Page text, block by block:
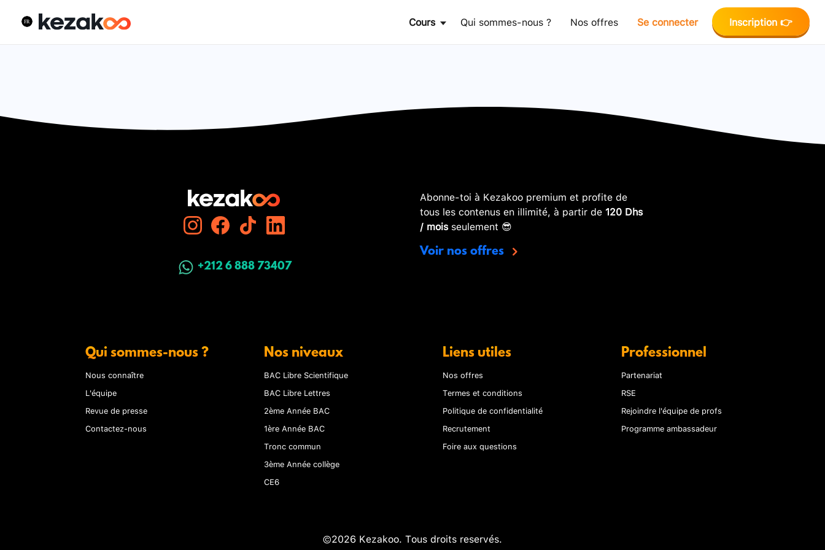
Cours Qui sommes-nous ? Nos offres Se connecter Inscription 👉
+212 6 888 73407
Abonne-toi à Kezakoo premium et profite de
tous les contenus en illimité, à partir de 120 Dhs
/ moisseulement 😎
Voir nos offres
Qui sommes-nous ?
Nous connaître
L'équipe
Revue de presse
Contactez-nous
Nos niveaux
BAC Libre Scientifique
BAC Libre Lettres
2ème Année BAC
1ère Année BAC
Tronc commun
3ème Année collège
CE6
Liens utiles
Nos offres
Termes et conditions
Politique de confidentialité
Recrutement
Foire aux questions
Professionnel
Partenariat
RSE
Rejoindre l'équipe de profs
Programme ambassadeur
©2026 Kezakoo. Tous droits reservés.